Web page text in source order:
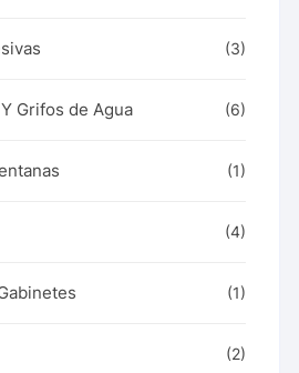
(3)
Grifos de Agua (6)
(1)
(4)
(1)
(2)